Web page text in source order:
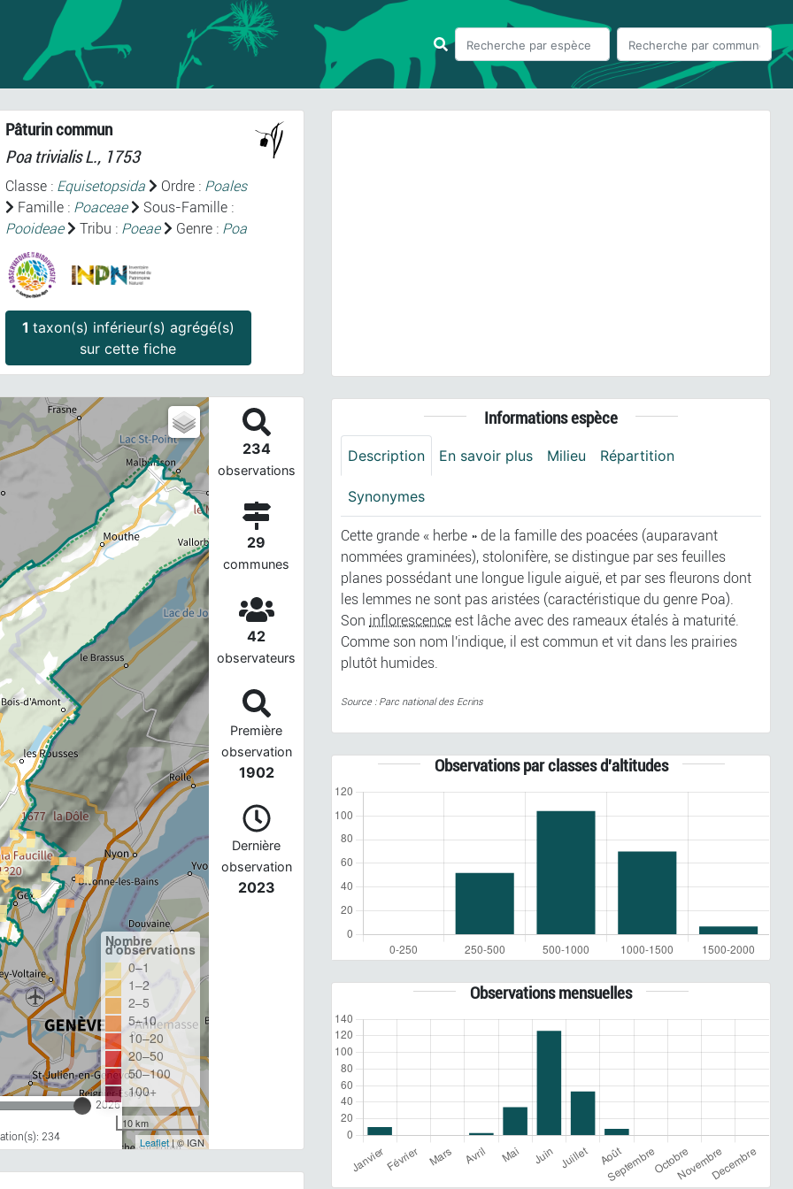
Pâturin commun
Poa trivialisL., 1753
Classe : Equisetopsida Ordre : Poales
Famille : Poaceae
Sous-Famille :
Pooideae
Tribu : Poeae Genre : Poa
1 taxon(s) inférieur(s) agrégé(s)
sur cette fiche
2026
234
Nombre
d'observations
0–1
1–2
2–5
5–10
10–20
20–50
50–100
100+
10 km
Leaflet| © IGN
234
observations
29
communes
42
observateurs
Première
observation
1902
Dernière
observation
2023
Informations espèce
Description En savoir plus Milieu Répartition
Synonymes
Cette grande « herbe » de la famille des poacées (auparavant
nommées graminées), stolonifère, se distingue par ses feuilles
planes possédant une longue ligule aiguë, et par ses fleurons dont
les lemmes ne sont pas aristées (caractéristique du genre Poa).
Son inflorescence est lâche avec des rameaux étalés à maturité.
Comme son nom l'indique, il est commun et vit dans les prairies
plutôt humides.
Source : Parc national des Ecrins
Observations par classes d'altitudes
Observations mensuelles